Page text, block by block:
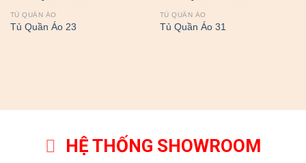
TỦ QUẦN ÁO
Tủ Quần Áo 23
TỦ QUẦN ÁO
Tủ Quần Áo 31
HỆ THỐNG SHOWROOM